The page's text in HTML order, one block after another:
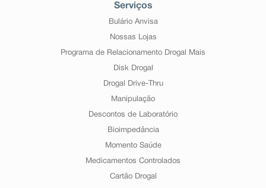
Serviços
Bulário Anvisa
Nossas Lojas
Programa de Relacionamento Drogal Mais
Disk Drogal
Drogal Drive-Thru
Manipulação
Descontos de Laboratório
Bioimpedância
Momento Saúde
Medicamentos Controlados
Cartão Drogal